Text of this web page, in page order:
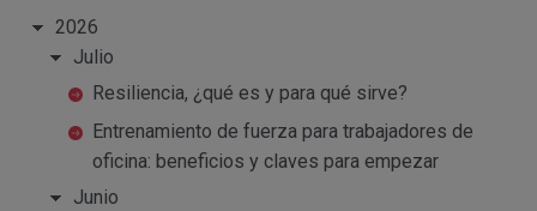
2026
Julio
Resiliencia, ¿qué es y para qué sirve?
Entrenamiento de fuerza para trabajadores de
oficina: beneficios y claves para empezar
Junio